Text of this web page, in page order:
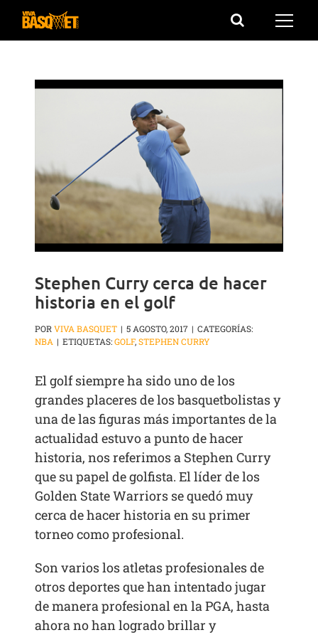
Saltar
Stephen Curry cerca de hacer
historia en el golf
PORVIVA BASQUET | 5 AGOSTO, 2017 | CATEGORÍAS:
NBA | ETIQUETAS:GOLF,STEPHEN CURRY
El golf siempre ha sido uno de los
grandes placeres de los basquetbolistas y
una de las figuras más importantes de la
actualidad estuvo a punto de hacer
historia, nos referimos a Stephen Curry
que su papel de golfista. El líder de los
Golden State Warriors se quedó muy
cerca de hacer historia en su primer
torneo como profesional.
Son varios los atletas profesionales de
otros deportes que han intentado jugar
de manera profesional en la PGA, hasta
ahora no han logrado brillar y